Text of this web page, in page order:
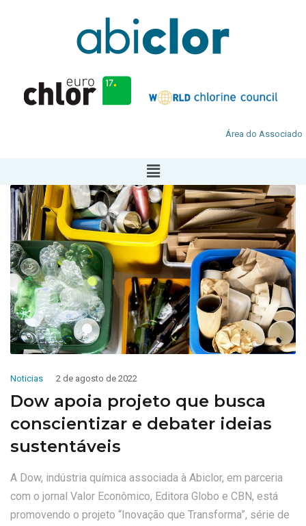
Área do Associado
Noticias 2 de agosto de 2022
Dow apoia projeto que busca
conscientizar e debater ideias
sustentáveis
A Dow, indústria química associada à Abiclor, em parceria
com o jornal Valor Econômico, Editora Globo e CBN, está
promovendo o projeto “Inovação que Transforma”, série de